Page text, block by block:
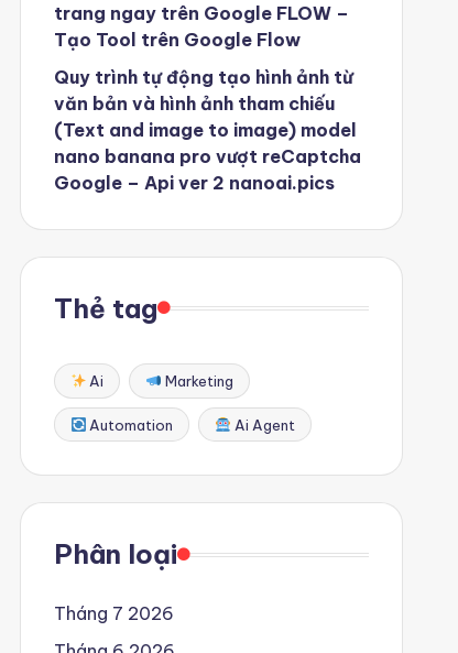
trang ngay trên Google FLOW –
Tạo Tool trên Google Flow
Quy trình tự động tạo hình ảnh từ
văn bản và hình ảnh tham chiếu
(Text and image to image) model
nano banana pro vượt reCaptcha
Google – Api ver 2 nanoai.pics
Thẻ tag
Ai Marketing
Automation Ai Agent
Phân loại
Tháng 7 2026